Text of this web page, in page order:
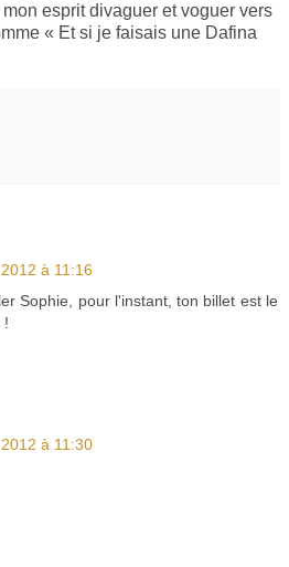
esprit divaguer et voguer vers
« Et si je faisais une Dafina
à 11:16
Sophie, pour l'instant, ton billet est le
!
à 11:30